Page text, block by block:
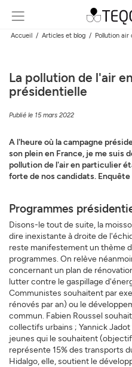
Accueil Articles et blog Pollution air
La pollution de l'air
présidentielle
Publié le 15 mars 2022
A l'heure où la campagne
son plein en France, je me suis
pollution de l'air en particulier
forte de nos candidats. Enquête
Programmes
Disons-le tout de suite, la
dire inexistante à droite de
reste manifestement un thème
programmes. On relève
concernant un plan de
lutter contre le gaspillage
Communistes souhaitent par
rénovés par an) ou le
commun. Fabien Roussel
collectifs urbains ; Yannick
jeunes qui le souhaitent
représente 15% des transports
Hidalgo, elle, soutient le